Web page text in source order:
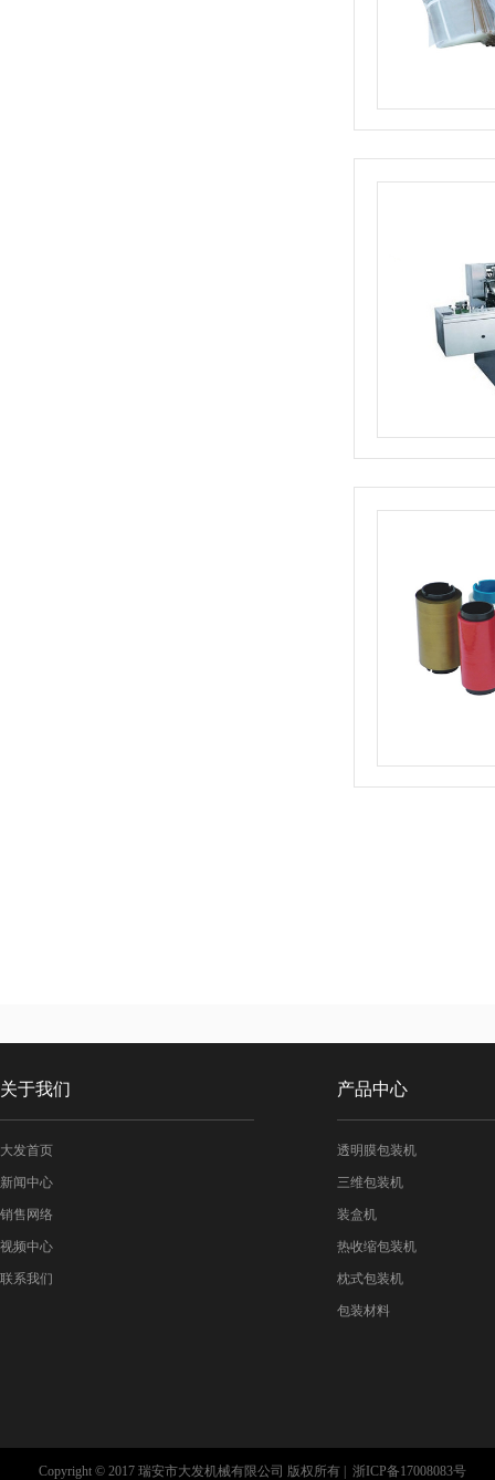
关于我们
大发首页
新闻中心
销售网络
视频中心
联系我们
产品中心
透明膜包装机
三维包装机
装盒机
热收缩包装机
枕式包装机
包装材料
Copyright © 2017 瑞安市大发机械有限公司 版权所有 |
浙ICP备17008083号